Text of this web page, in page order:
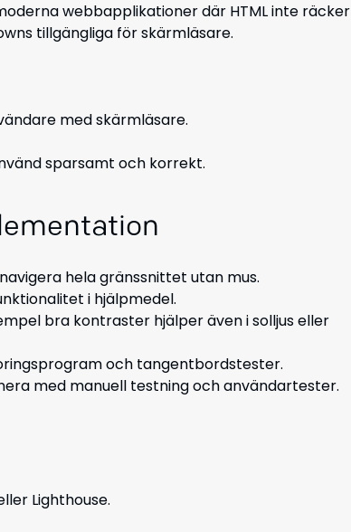
webbapplikationer där HTML inte räcker
tillgängliga för skärmläsare.
med skärmläsare.
sparsamt och korrekt.
hela gränssnittet utan mus.
i hjälpmedel.
bra kontraster hjälper även i solljus eller
och tangentbordstester.
med manuell testning och användartester.
Lighthouse.